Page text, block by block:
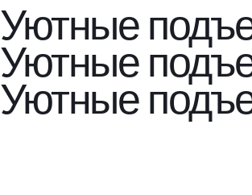
Уютные
Уютные
Уютные